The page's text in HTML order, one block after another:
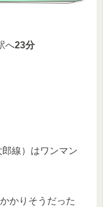
へ23分
線）はワンマン
かりそうだった